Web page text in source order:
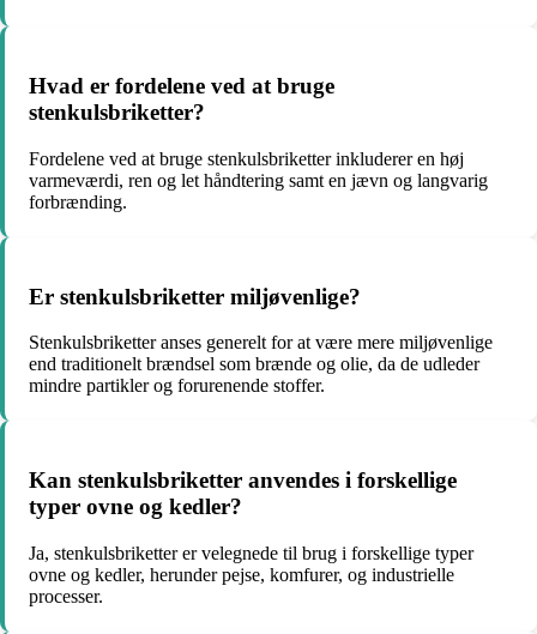
Hvad er fordelene ved at bruge
stenkulsbriketter?
Fordelene ved at bruge stenkulsbriketter inkluderer en høj
varmeværdi, ren og let håndtering samt en jævn og langvarig
forbrænding.
Er stenkulsbriketter miljøvenlige?
Stenkulsbriketter anses generelt for at være mere miljøvenlige
end traditionelt brændsel som brænde og olie, da de udleder
mindre partikler og forurenende stoffer.
Kan stenkulsbriketter anvendes i forskellige
typer ovne og kedler?
Ja, stenkulsbriketter er velegnede til brug i forskellige typer
ovne og kedler, herunder pejse, komfurer, og industrielle
processer.